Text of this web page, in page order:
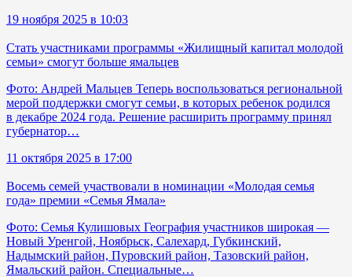
19 ноября 2025 в 10:03
Стать участниками программы «Жилищный капитал молодой
семьи» смогут больше ямальцев
Фото: Андрей Мальцев Теперь воспользоваться региональной
мерой поддержки смогут семьи, в которых ребенок родился
в декабре 2024 года. Решение расширить программу принял
губернатор…
11 октября 2025 в 17:00
Восемь семей участвовали в номинации «Молодая семья
года» премии «Семья Ямала»
Фото: Семья Кулишовых География участников широкая —
Новый Уренгой, Ноябрьск, Салехард, Губкинский,
Надымский район, Пуровский район, Тазовский район,
Ямальский район. Специальные…